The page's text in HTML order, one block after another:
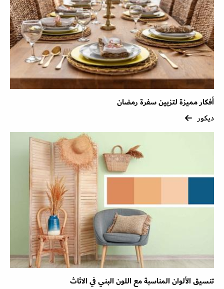
أفكار مميزة لتزيين سفرة رمضان
ديكور
تنسيق الألوان المناسبة مع اللون البني في الاثاث